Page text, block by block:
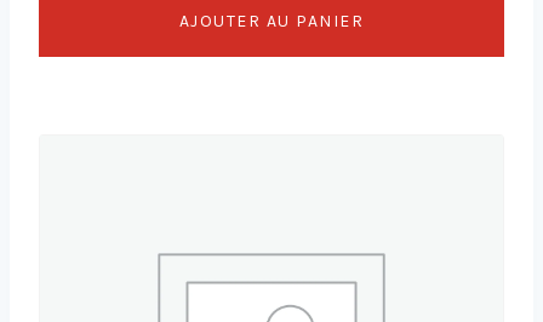
AJOUTER AU PANIER